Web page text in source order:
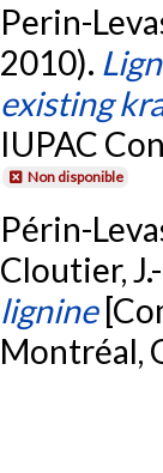
Perin-
2010).
existing
IUPAC
Non disponible
Périn-
Cloutier,
lignine
Montréal,